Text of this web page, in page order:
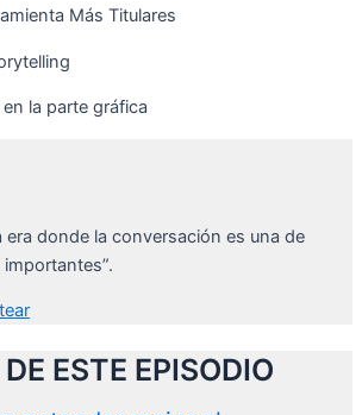
Más Titulares
la parte gráfica
era donde la conversación es una de
ESTE EPISODIO